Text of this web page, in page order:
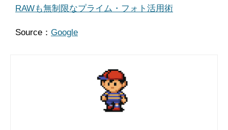
RAWも無制限なプライム・フォト活用術
Source： Google